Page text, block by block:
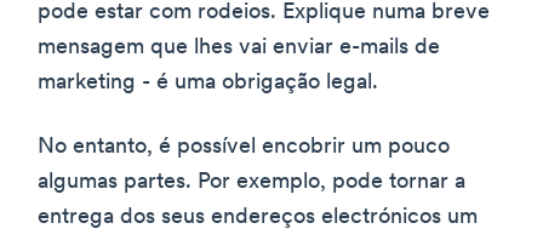
pode estar com rodeios. Explique numa breve
mensagem que lhes vai enviar e-mails de
marketing - é uma obrigação legal.
No entanto, é possível encobrir um pouco
algumas partes. Por exemplo, pode tornar a
entrega dos seus endereços electrónicos um